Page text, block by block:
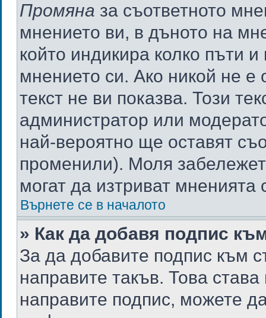
Промяна за съответното
мнението ви, в дъното на
който индикира колко пъти
мнението си. Ако никой не е
текст не ви показва. Този
администратор или
най-вероятно ще оставят
променили). Моля
могат да изтриват
Върнете се в началото
» Как да добавя подпис
За да добавите подпис към
направите такъв. Това
направите подпис, можете